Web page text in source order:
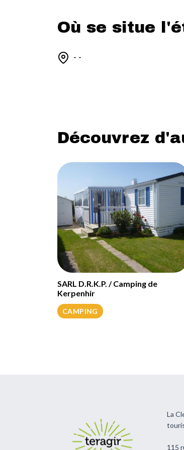
Où se situe
- -
Découvrez
SARL D.R.K.P. / Camping de
Kerpenhir
CAMPING
La
115